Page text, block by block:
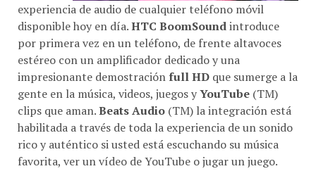
experiencia de audio de cualquier teléfono móvil
disponible hoy en día.HTC BoomSoundintroduce
por primera vez en un teléfono, de frente altavoces
estéreo con un amplificador dedicado y una
impresionante demostración full HD que sumerge a la
gente en la música, videos, juegos yYouTube (TM)
clips que aman.Beats Audio (TM) la integración está
habilitada a través de toda la experiencia de un sonido
rico y auténtico si usted está escuchando su música
favorita, ver un vídeo de YouTube o jugar un juego.